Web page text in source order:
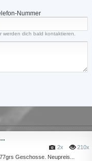
Nummer
werden dich bald kontaktieren.
210x
2x
Geschosse. Neupreis...